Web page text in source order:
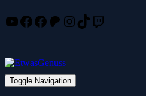
Skip
YouTube
Facebook
Facebook
Patreon
Instagram
TikTok
Twitch
Toggle Navigation